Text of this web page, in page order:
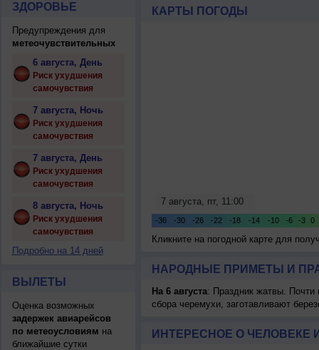
ЗДОРОВЬЕ
Предупреждения для
метеочувствительных
6 августа, День
Риск ухудшения
самочувствия
7 августа, Ночь
Риск ухудшения
самочувствия
7 августа, День
Риск ухудшения
самочувствия
8 августа, Ночь
Риск ухудшения
самочувствия
Подробно на 14 дней
ВЫЛЕТЫ
Оценка возможных
задержек авиарейсов
по метеоусловиям на
ближайшие сутки
КАРТЫ ПОГОДЫ
Кликните на погодной карте для
НАРОДНЫЕ ПРИМЕТЫ И
На 6 августа: Праздник жатвы. Почти
сбора черемухи, заготавливают
ИНТЕРЕСНОЕ О ЧЕЛОВЕКЕ